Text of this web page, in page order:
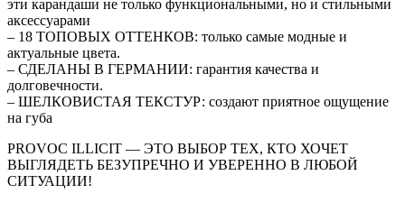
эти карандаши не только функциональными, но и стильными
аксессуарами
– 18 ТОПОВЫХ ОТТЕНКОВ: только самые модные и
актуальные цвета.
– СДЕЛАНЫ В ГЕРМАНИИ: гарантия качества и
долговечности.
– ШЕЛКОВИСТАЯ ТЕКСТУР: создают приятное ощущение
на губа
PROVOС ILLICIT — ЭТО ВЫБОР ТЕХ, КТО ХОЧЕТ
ВЫГЛЯДЕТЬ БЕЗУПРЕЧНО И УВЕРЕННО В ЛЮБОЙ
СИТУАЦИИ!